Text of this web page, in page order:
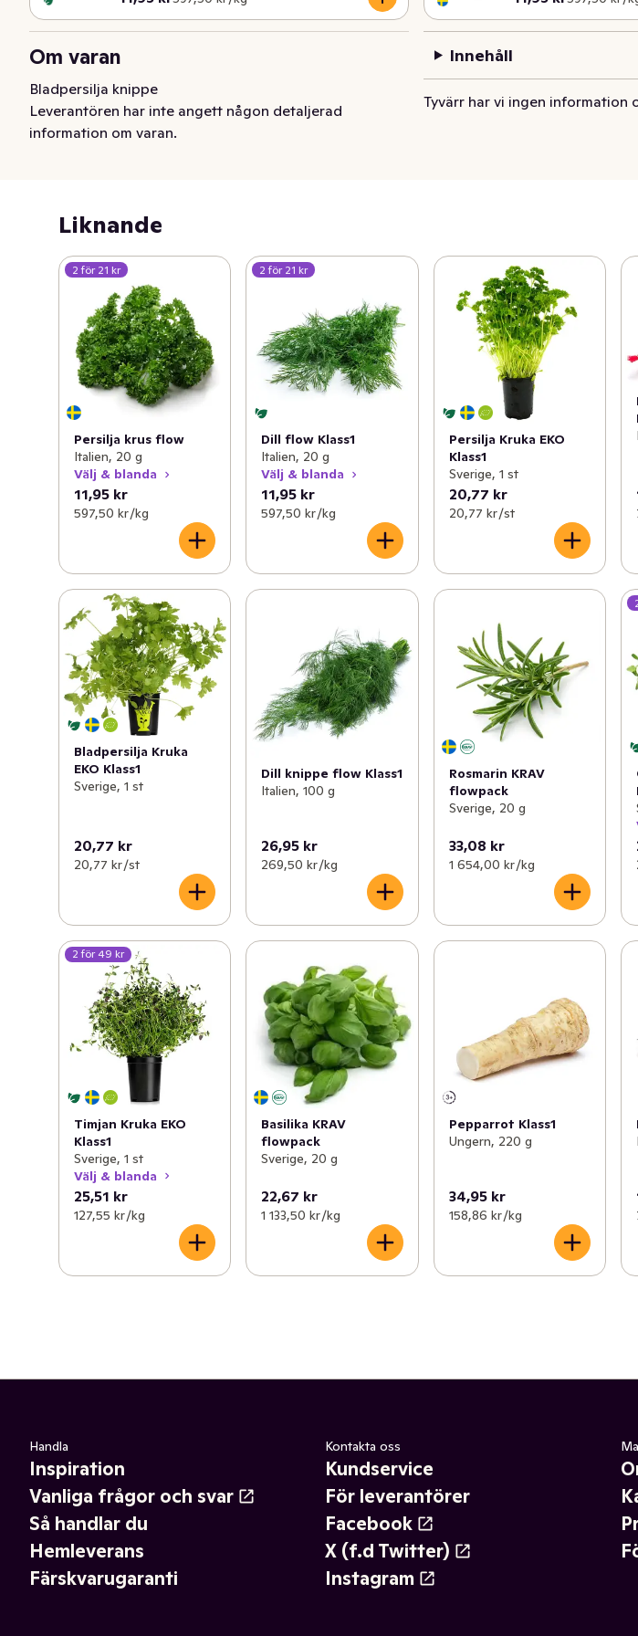
Om varan
Bladpersilja knippe
Leverantören har inte angett någon detaljerad
information om varan.
Innehåll
Tyvärr har vi ingen information
Liknande
2 för 21 kr
Persilja krus flow
Italien, 20 g
Välj & blanda
11,95 kr
597,50 kr /kg
2 för 21 kr
Dill flow Klass1
Italien, 20 g
Välj & blanda
11,95 kr
597,50 kr /kg
Persilja Kruka EKO
Klass1
Sverige, 1 st
20,77 kr
20,77 kr /st
Bladpersilja Kruka
EKO Klass1
Sverige, 1 st
20,77 kr
20,77 kr /st
Dill knippe flow Klass1
Italien, 100 g
26,95 kr
269,50 kr /kg
Rosmarin KRAV
flowpack
Sverige, 20 g
33,08 kr
1 654,00 kr /kg
2 för 49 kr
Timjan Kruka EKO
Klass1
Sverige, 1 st
Välj & blanda
25,51 kr
127,55 kr /kg
Basilika KRAV
flowpack
Sverige, 20 g
22,67 kr
1 133,50 kr /kg
Pepparrot Klass1
Ungern, 220 g
34,95 kr
158,86 kr /kg
Handla
Inspiration
Vanliga frågor och svar
Så handlar du
Hemleverans
Färskvarugaranti
Kontakta oss
Kundservice
För leverantörer
Facebook
X (f.d Twitter)
Instagram